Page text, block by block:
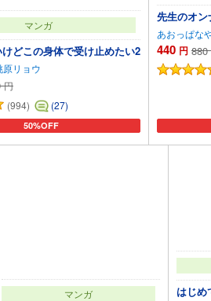
マンガ
どこの身体で受け止めたい2
原リョウ
円
(994)
(27)
50%OFF
カートに追加
先生のオ
あおっぱな
440 円 880
マンガ はじめ